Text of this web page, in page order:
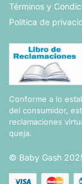
Términos y
Politica de
Conforme a lo
del consumidor,
reclamaciones
queja.
© Baby Gash